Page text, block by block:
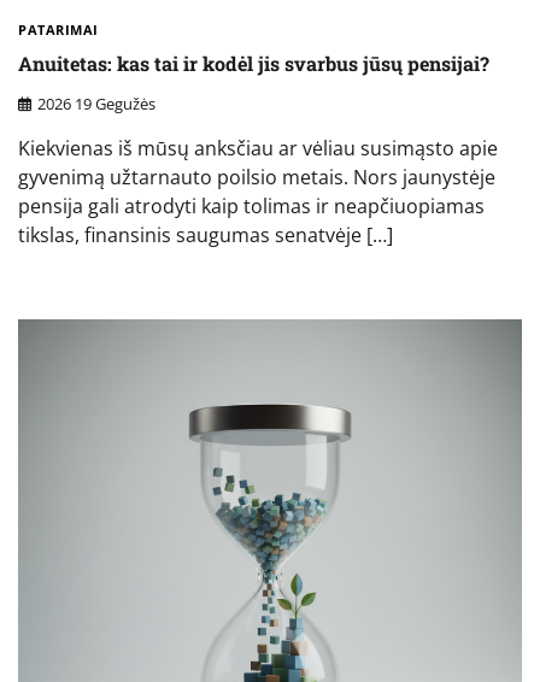
PATARIMAI
Anuitetas: kas tai ir kodėl jis svarbus jūsų pensijai?
2026 19 Gegužės
Kiekvienas iš mūsų anksčiau ar vėliau susimąsto apie
gyvenimą užtarnauto poilsio metais. Nors jaunystėje
pensija gali atrodyti kaip tolimas ir neapčiuopiamas
tikslas, finansinis saugumas senatvėje […]